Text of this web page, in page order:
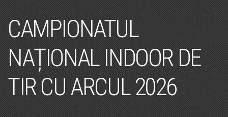
CAMPIONATUL
NAȚIONAL INDOOR DE
TIR CU ARCUL 2026